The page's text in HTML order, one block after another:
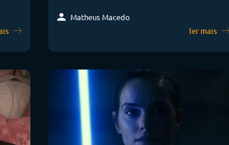
Matheus Macedo
ler mais